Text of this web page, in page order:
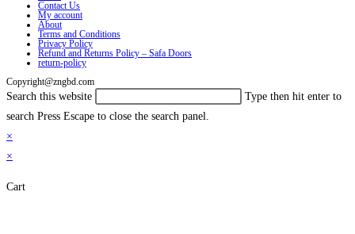
Contact Us
My account
About
Terms and Conditions
Privacy Policy
Refund and Returns Policy – Safa Doors
return-policy
Copyright@zngbd.com
Search this website
Type then hit enter to
search Press Escape to close the search panel.
×
×
Cart